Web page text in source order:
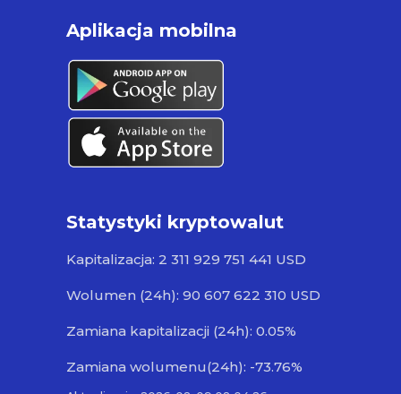
Aplikacja mobilna
Statystyki kryptowalut
Kapitalizacja: 2 311 929 751 441 USD
Wolumen (24h): 90 607 622 310 USD
Zamiana kapitalizacji (24h): 0.05%
Zamiana wolumenu(24h): -73.76%